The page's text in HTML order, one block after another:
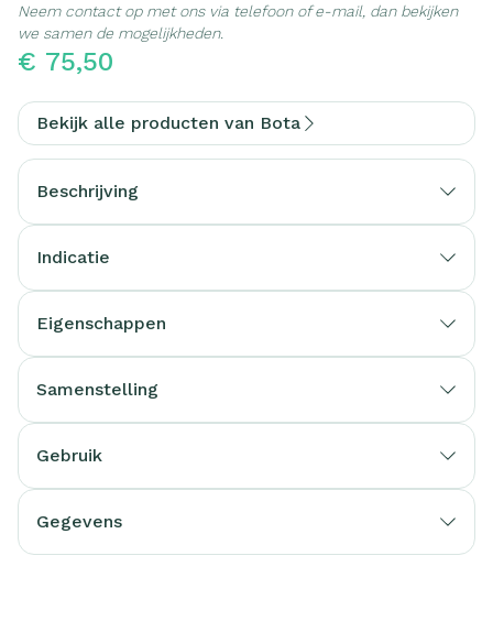
€ 75,50
Neem contact op met ons via telefoon of e-mail, dan bekijken
we samen de mogelijkheden.
Bekijk alle producten van Bota
Beschrijving
Indicatie
Eigenschappen
Samenstelling
Gebruik
Gegevens